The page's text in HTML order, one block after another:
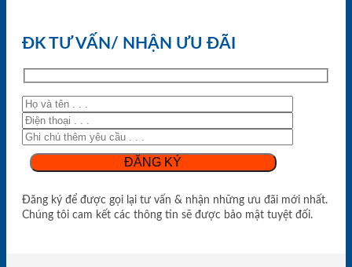
ĐK TƯ VẤN/ NHẬN ƯU ĐÃI
Đăng ký để được gọi lại tư vấn & nhận những ưu đãi mới nhất.
Chúng tôi cam kết các thông tin sẽ được bảo mật tuyệt đối.